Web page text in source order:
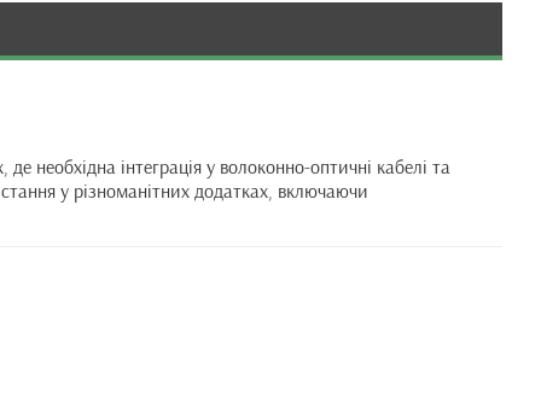
необхідна інтеграція у волоконно-оптичні кабелі та
у різноманітних додатках, включаючи